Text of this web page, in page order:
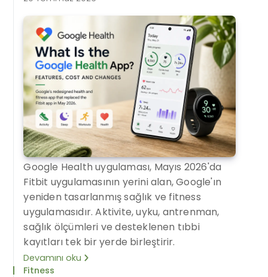
Google Health uygulaması, Mayıs 2026'da
Fitbit uygulamasının yerini alan, Google'ın
yeniden tasarlanmış sağlık ve fitness
uygulamasıdır. Aktivite, uyku, antrenman,
sağlık ölçümleri ve desteklenen tıbbi
kayıtları tek bir yerde birleştirir.
Devamını oku
Fitness